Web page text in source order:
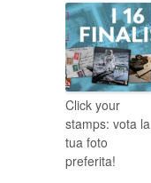
Click your
stamps: vota la
tua foto
preferita!